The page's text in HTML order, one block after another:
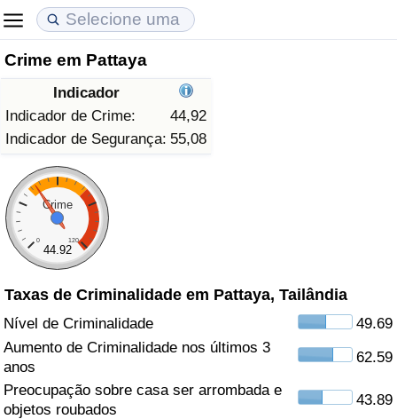
Crime em Pattaya
Indicador
Indicador de Crime:
44,92
Indicador de Segurança: 55,08
Crime
0 120
44.92
Taxas de Criminalidade em Pattaya, Tailândia
Nível de Criminalidade
49.69
Aumento de Criminalidade nos últimos 3
anos
62.59
Preocupação sobre casa ser arrombada e
objetos roubados
43.89
Custo de Vida
Indicador de Custo de Vida (Atual)
Indicador de Custo de Vida
Indicador de Custo de Vida Por País
em Aqaba
Preços de Imóveis
Indicador de Preços de Imóveis (Atual)
Indicador de Preços de Imóveis
Indicador de Preços de Imóveis por País
Qualidade de Vida
Indicador de Qualidade de Vida
Indicador de Qualidade de Vida (Atual)
Índice de qualidade de vida por país
Crime
Taxa do Indicador de Crime (Atual)
Indicador de Crime
Índice de criminalidade por país